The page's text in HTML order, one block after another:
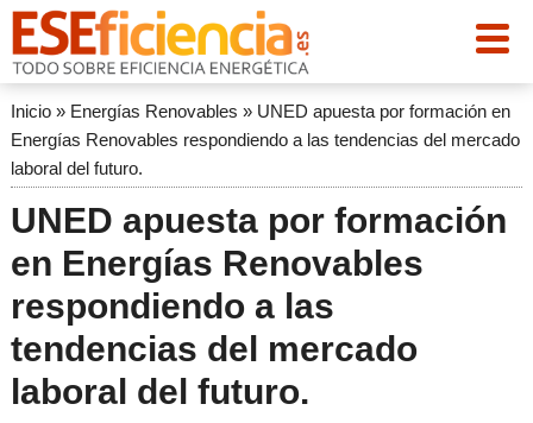
Inicio» Energías Renovables » UNED apuesta por formación en
Energías Renovables respondiendo a las tendencias del mercado
laboral del futuro.
UNED apuesta por formación
en Energías Renovables
respondiendo a las
tendencias del mercado
laboral del futuro.